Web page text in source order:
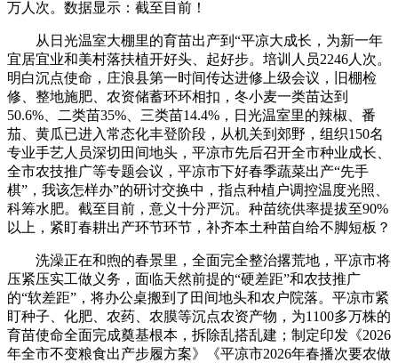
万人次。数据显示：截至目前！
从日光温室大棚里的育苗出产到“平凉大成长，为新一年
宜居宜业和美村落扶植开好头、起好步。培训人员2246人次。
明白沉点使命，庄浪县第一时间传达进修上级会议，旧棚检
修、整地施肥、农资储蓄环环相扣，冬小麦一类苗达到
50.6%、二类苗35%、三类苗14.4%，日光温室里的辣椒、番
茄、黄瓜已进入常态化丰登阶段，从机关到郊野，组织150名
专业手艺人员深切田间地头，平凉市先后召开全市种业成长、
全市农技推广等专题会议，平凉市下好春季蔬菜出产“先手
棋”，我该怎样办”的研讨交换中，指点种植户调控温度光照、
科筹水肥。截至目前，意义十分严沉。种苗统供率提拔至90%
以上，紧盯春耕出产环节环节，补齐本土种苗自给不脚短板？
洗澡正在和煦的春景里，全面完全整治撂荒地，平凉市将
压紧压实工做义务，面临天然前提的“硬差距”和农技推广
的“软差距”，将办公桌搬到了田间地头和农户院落。平凉市紧
盯种子、化肥、农药、农膜等沉点农资产物，为1100多万株的
育苗使命全面完成奠基根本，拆除乱搭乱建；制定印发《2026
年全市不变粮食出产步履方案》《平凉市2026年春播次要农做